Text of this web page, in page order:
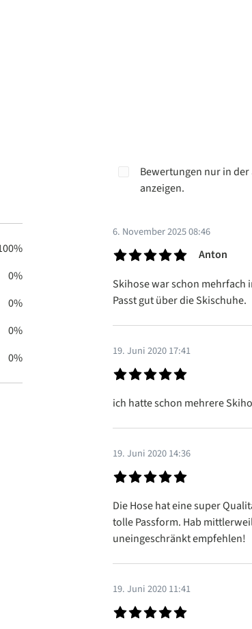
0%
0%
0%
0%
Bewertungen nur in
anzeigen.
6. November 2025 08:46
Anton
Skihose war schon mehrfach
Passt gut über die Skischuhe.
19. Juni 2020 17:41
ich hatte schon mehrere
19. Juni 2020 14:36
Die Hose hat eine super
tolle Passform. Hab
uneingeschränkt empfehlen!
19. Juni 2020 11:41